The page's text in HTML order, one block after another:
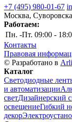
+7 (495) 980-01-67
Москва,
Работаем:
Пн. -Пт. 09:00 -
Контакты
Правовая
© Разработано в
Каталог
Светодиодные
и автоматизации
светДизайнерский
освещениеГибкий
декор